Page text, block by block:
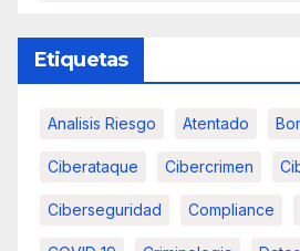
Etiquetas
Analisis Riesgo Atentado
Ciberataque Cibercrimen
Ciberseguridad Compliance